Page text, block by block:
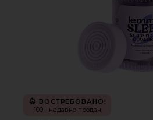
ВОСТРЕБОВАНО!
100+ недавно продан